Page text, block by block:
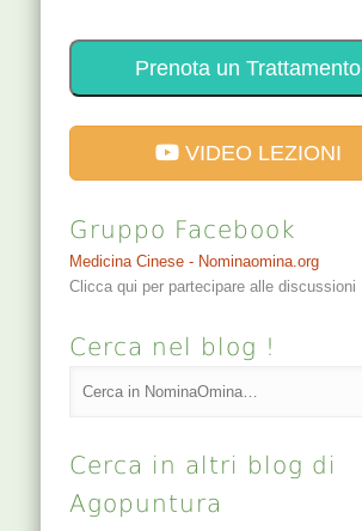
Prenota un Trattamento
VIDEO LEZIONI
Gruppo Facebook
Medicina Cinese - Nominaomina.org
Clicca qui per partecipare alle discussioni
Cerca nel blog !
Cerca in altri blog di
Agopuntura